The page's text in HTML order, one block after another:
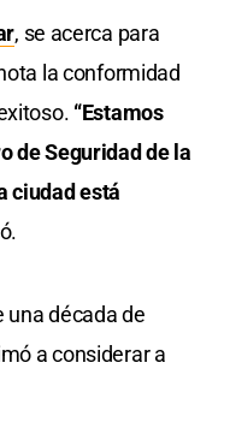
, se acerca para
la conformidad
“Estamos
de Seguridad de la
ciudad está
una década de
a considerar a